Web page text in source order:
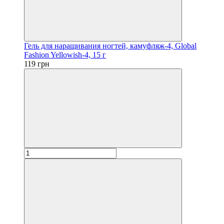
Гель для наращивания ногтей, камуфляж-4, Global
Fashion Yellowish-4, 15 г
119 грн